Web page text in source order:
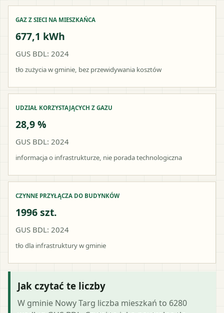
GAZ Z SIECI NA MIESZKAŃCA
677,1 kWh
GUS BDL: 2024
tło zużycia w gminie, bez przewidywania kosztów
UDZIAŁ KORZYSTAJĄCYCH Z GAZU
28,9 %
GUS BDL: 2024
informacja o infrastrukturze, nie porada technologiczna
CZYNNE PRZYŁĄCZA DO BUDYNKÓW
1996 szt.
GUS BDL: 2024
tło dla infrastruktury w gminie
Jak czytać te liczby
W gminie Nowy Targ liczba mieszkań to 6280